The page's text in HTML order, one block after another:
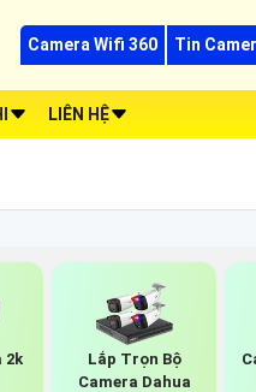
Camera Wifi 360 Tin
LIÊN HỆ
2k
Lắp Trọn Bộ
Camera Dahua